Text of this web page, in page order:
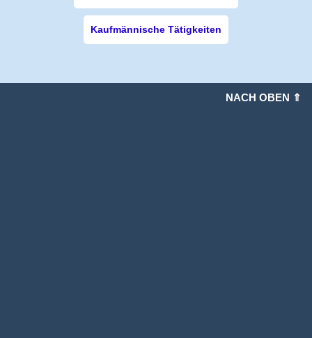
Kaufmännische Tätigkeiten
NACH OBEN ⇑